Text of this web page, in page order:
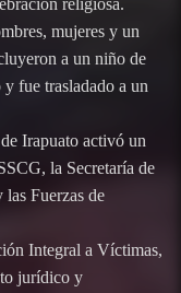
religiosa.
mujeres y un
a un niño de
fue trasladado a un
Irapuato activó un
la Secretaría de
Fuerzas de
Integral a Víctimas,
jurídico y